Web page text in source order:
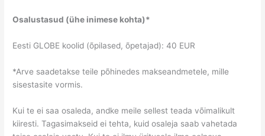
Osalustasud (ühe inimese kohta)*
Eesti GLOBE koolid (õpilased, õpetajad): 40 EUR
*Arve saadetakse teile põhinedes makseandmetele, mille
sisestasite vormis.
Kui te ei saa osaleda, andke meile sellest teada võimalikult
kiiresti. Tagasimakseid ei tehta, kuid osaleja saab vahetada